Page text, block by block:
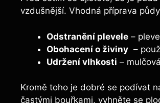
vzdušnější. ‍Vhodná příprava
Odstranění plevele –
Obohacení o živiny
–
Udržení vlhkosti ⁣–
Kromě toho ​je dobré se podívat
častými⁤ bouřkami, vyhněte se